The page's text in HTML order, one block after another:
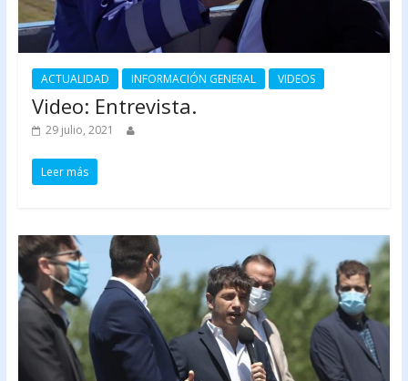
ACTUALIDAD INFORMACIÓN GENERAL VIDEOS
Video: Entrevista.
29 julio, 2021
Leer más